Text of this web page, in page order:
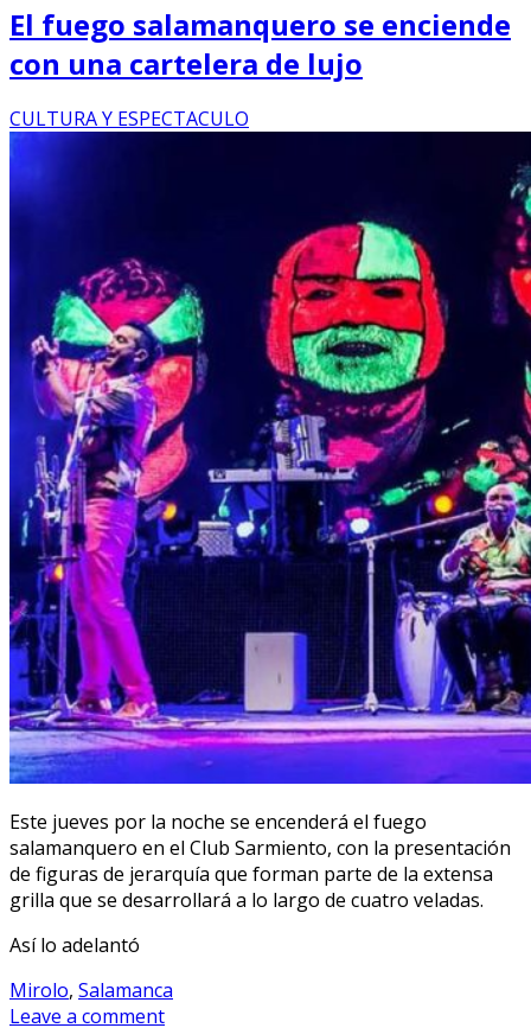
El fuego salamanquero se enciende
con una cartelera de lujo
CULTURA Y ESPECTACULO
Este jueves por la noche se encenderá el fuego
salamanquero en el Club Sarmiento, con la presentación
de figuras de jerarquía que forman parte de la extensa
grilla que se desarrollará a lo largo de cuatro veladas.
Así lo adelantó
Mirolo, Salamanca
Leave a comment